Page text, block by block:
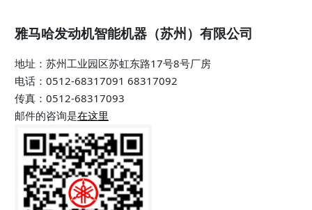
雅马哈发动机智能机器（苏州）有限公司
地址：苏州工业园区苏虹东路17号8号厂房
电话：0512-68317091 68317092
传真：0512-68317093
邮件的咨询是在这里